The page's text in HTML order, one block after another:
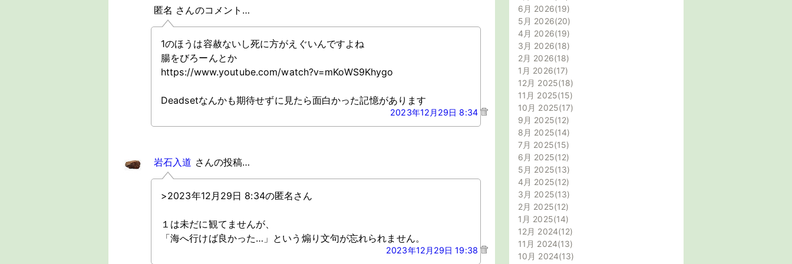
匿名 さんのコメント…
1のほうは容赦ないし死に方がえぐいんですよね
腸をびろーんとか
https://www.youtube.com/watch?v=mKoWS9Khygo
Deadsetなんかも期待せずに見たら面白かった記憶があります
2023年12月29日 8:34
岩石入道 さんの投稿…
>2023年12月29日 8:34の匿名さん
１は未だに観てませんが、
「海へ行けば良かった…」という煽り文句が忘れられません。
2023年12月29日 19:38
6月 2026 19
5月 2026 20
4月 2026 19
3月 2026 18
2月 2026 18
1月 2026 17
12月 2025 18
11月 2025 15
10月 2025 17
9月 2025 12
8月 2025 14
7月 2025 15
6月 2025 12
5月 2025 13
4月 2025 12
3月 2025 13
2月 2025 12
1月 2025 14
12月 2024 12
11月 2024 13
10月 2024 13